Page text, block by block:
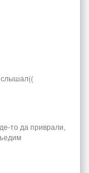
слышал((
то да приврали,